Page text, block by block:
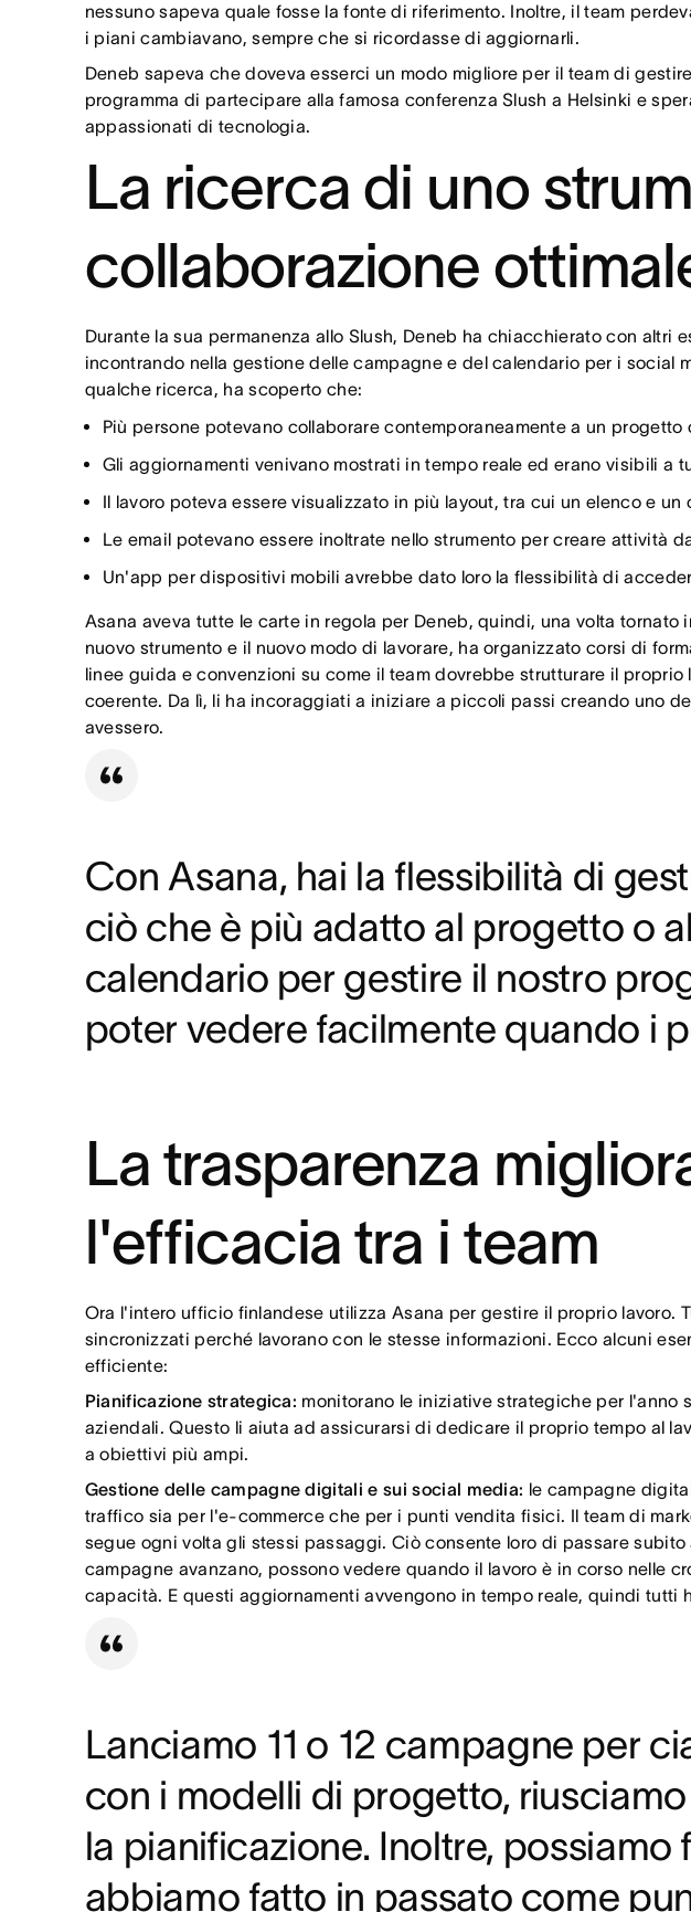
nessuno sapeva quale fosse la fonte di riferimento. Inoltre, il team
i piani cambiavano, sempre che si ricordasse di aggiornarli.
Deneb sapeva che doveva esserci un modo migliore per il team di
programma di partecipare alla famosa conferenza Slush a Helsinki e
appassionati di tecnologia.
La ricerca di uno
collaborazione
Durante la sua permanenza allo Slush, Deneb ha chiacchierato con
incontrando nella gestione delle campagne e del calendario per i
qualche ricerca, ha scoperto che:
Più persone potevano collaborare contemporaneamente a un progetto
Gli aggiornamenti venivano mostrati in tempo reale ed erano visibili a
Il lavoro poteva essere visualizzato in più layout, tra cui un elenco e un
Le email potevano essere inoltrate nello strumento per creare attività
Un'app per dispositivi mobili avrebbe dato loro la flessibilità di
Asana aveva tutte le carte in regola per Deneb, quindi, una volta
nuovo strumento e il nuovo modo di lavorare, ha organizzato corsi di
linee guida e convenzioni su come il team dovrebbe strutturare il
coerente. Da lì, li ha incoraggiati a iniziare a piccoli passi creando uno
avessero.
Con Asana, hai la flessibilità di
ciò che è più adatto al progetto o
calendario per gestire il nostro
poter vedere facilmente quando i
La trasparenza
l'efficacia tra i team
Ora l'intero ufficio finlandese utilizza Asana per gestire il proprio lavoro.
sincronizzati perché lavorano con le stesse informazioni. Ecco alcuni
efficiente:
Pianificazione strategica: monitorano le iniziative strategiche per
aziendali. Questo li aiuta ad assicurarsi di dedicare il proprio tempo al
a obiettivi più ampi.
Gestione delle campagne digitali e sui social media: le campagne
traffico sia per l'e-commerce che per i punti vendita fisici. Il team di
segue ogni volta gli stessi passaggi. Ciò consente loro di passare
campagne avanzano, possono vedere quando il lavoro è in corso
capacità. E questi aggiornamenti avvengono in tempo reale, quindi
Lanciamo 11 o 12 campagne per
con i modelli di progetto,
la pianificazione. Inoltre,
abbiamo fatto in passato come